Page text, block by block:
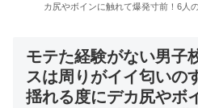
カ尻やボインに触れて爆発寸前！6人
モテた経験がない男子
スは周りがイイ匂いの
揺れる度にデカ尻やボ